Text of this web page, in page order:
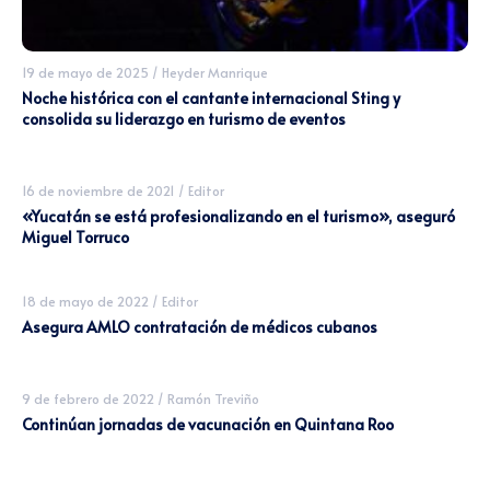
19 de mayo de 2025 / Heyder Manrique
Noche histórica con el cantante internacional Sting y
consolida su liderazgo en turismo de eventos
16 de noviembre de 2021 / Editor
«Yucatán se está profesionalizando en el turismo», aseguró
Miguel Torruco
18 de mayo de 2022 / Editor
Asegura AMLO contratación de médicos cubanos
9 de febrero de 2022 / Ramón Treviño
Continúan jornadas de vacunación en Quintana Roo